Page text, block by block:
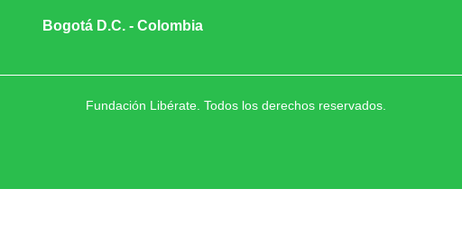
Bogotá D.C. - Colombia
Fundación Libérate. Todos los derechos reservados.